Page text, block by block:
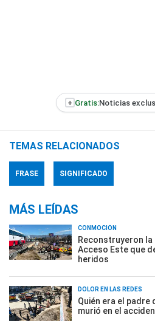
+ Gratis:Noticias
TEMAS RELACIONADOS
FRASE SIGNIFICADO
MÁS LEÍDAS
CONMOCIÓN
Reconstruyeron la
Acceso Este que
heridos
DOLOR EN LAS REDES
Quién era el padre
murió en el